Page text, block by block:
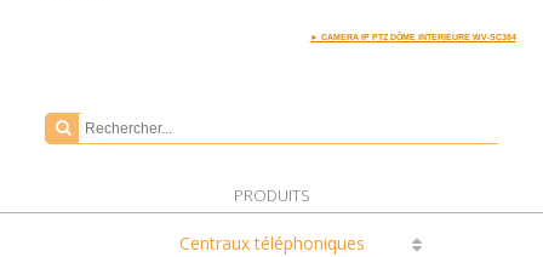
► CAMERA IP PTZ DÔME INTERIEURE WV-SC384
PRODUITS
Centraux téléphoniques